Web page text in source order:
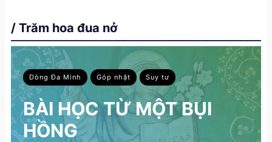
/ Trăm hoa đua nở
Dòng Đa Minh Góp nhặt Suy tư
BÀI HỌC TỪ MỘT BỤI
HỒNG